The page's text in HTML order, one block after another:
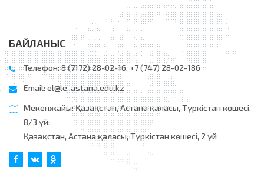
БАЙЛАНЫС
Телефон: 8 (7172) 28-02-16, +7 (747) 28-02-186
Email: el@le-astana.edu.kz
Мекенжайы: Қазақстан, Астана қаласы, Түркістан көшесі,
8/3 үй;
Қазақстан, Астана қаласы, Түркістан көшесі, 2 үй